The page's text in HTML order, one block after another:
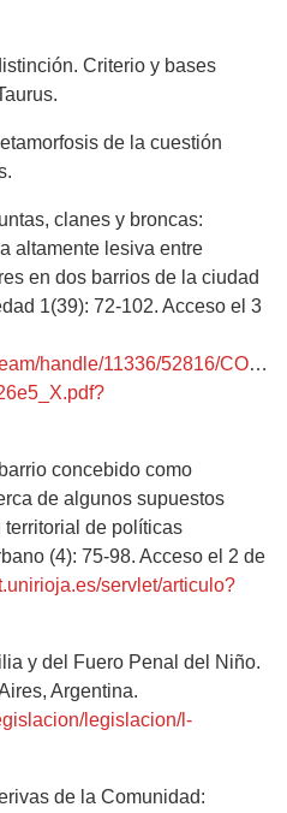
Criterio y bases
de la cuestión
clanes y broncas:
altamente lesiva entre
en dos barrios de la ciudad
1(39): 72-102. Acceso el 3
handle/11336/52816/
concebido como
de algunos supuestos
de políticas
(4): 75-98. Acceso el 2 de
servlet/articulo?
y del Fuero Penal del Niño.
Argentina.
legislacion/l-
de la Comunidad: